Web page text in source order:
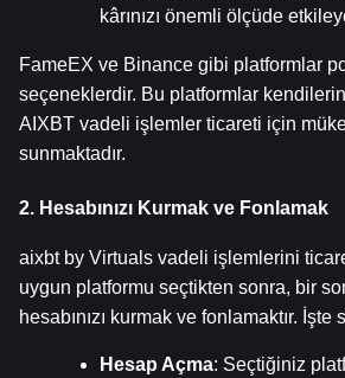
kârınızı önemli ölçüde
FameEX ve Binance gibi platformlar
seçeneklerdir. Bu platformlar
AIXBT vadeli işlemler ticareti için
sunmaktadır.
2. Hesabınızı Kurmak ve Fonlamak
aixbt by Virtuals vadeli işlemlerini
uygun platformu seçtikten sonra, bir
hesabınızı kurmak ve fonlamaktır.
Hesap Açma: Seçtiğiniz